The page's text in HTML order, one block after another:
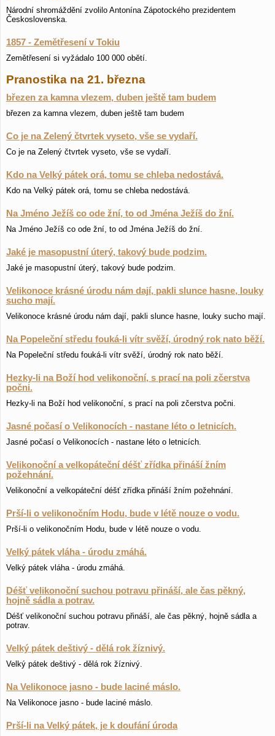
Národní shromáždění zvolilo Antonína Zápotockého prezidentem
Československa.
1857 - Zemětřesení v Tokiu
Zemětřesení si vyžádalo 100 000 obětí.
Pranostika na 21. března
březen za kamna vlezem, duben ještě tam budem
březen za kamna vlezem, duben ještě tam budem
Co je na Zelený čtvrtek vyseto, vše se vydaří.
Co je na Zelený čtvrtek vyseto, vše se vydaří.
Kdo na Velký pátek orá, tomu se chleba nedostává.
Kdo na Velký pátek orá, tomu se chleba nedostává.
Na Jméno Ježíš co ode žní, to od Jména Ježíš do žní.
Na Jméno Ježíš co ode žní, to od Jména Ježíš do žní.
Jaké je masopustní úterý, takový bude podzim.
Jaké je masopustní úterý, takový bude podzim.
Velikonoce krásné úrodu nám dají, pakli slunce hasne, louky
sucho mají.
Velikonoce krásné úrodu nám dají, pakli slunce hasne, louky sucho mají.
Na Popeleční středu fouká-li vítr svěží, úrodný rok nato běží.
Na Popeleční středu fouká-li vítr svěží, úrodný rok nato běží.
Hezky-li na Boží hod velikonoční, s prací na poli zčerstva
počni.
Hezky-li na Boží hod velikonoční, s prací na poli zčerstva počni.
Jasné počasí o Velikonocích - nastane léto o letnicích.
Jasné počasí o Velikonocích - nastane léto o letnicích.
Velikonoční a velkopáteční déšť zřídka přináší žním
požehnání.
Velikonoční a velkopáteční déšť zřídka přináší žním požehnání.
Prší-li o velikonočním Hodu, bude v létě nouze o vodu.
Prší-li o velikonočním Hodu, bude v létě nouze o vodu.
Velký pátek vláha - úrodu zmáhá.
Velký pátek vláha - úrodu zmáhá.
Déšť velikonoční suchou potravu přináší, ale čas pěkný,
hojně sádla a potrav.
Déšť velikonoční suchou potravu přináší, ale čas pěkný, hojně sádla a
potrav.
Velký pátek deštivý - dělá rok žíznivý.
Velký pátek deštivý - dělá rok žíznivý.
Na Velikonoce jasno - bude laciné máslo.
Na Velikonoce jasno - bude laciné máslo.
Prší-li na Velký pátek, je k doufání úroda